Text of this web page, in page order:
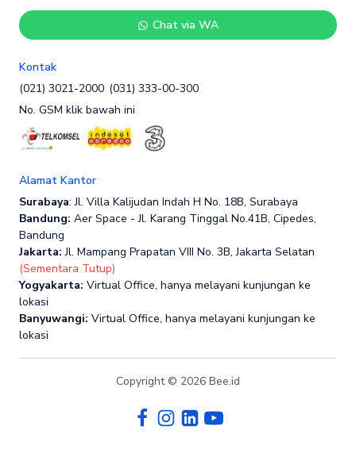
Chat via WA
Kontak
(021) 3021-2000 (031) 333-00-300
No. GSM klik bawah ini
Alamat Kantor
Surabaya: Jl. Villa Kalijudan Indah H No. 18B, Surabaya
Bandung: Aer Space - Jl. Karang Tinggal No.41B, Cipedes,
Bandung
Jakarta: Jl. Mampang Prapatan VIII No. 3B, Jakarta Selatan
(Sementara Tutup)
Yogyakarta: Virtual Office, hanya melayani kunjungan ke
lokasi
Banyuwangi: Virtual Office, hanya melayani kunjungan ke
lokasi
Copyright © 2026 Bee.id